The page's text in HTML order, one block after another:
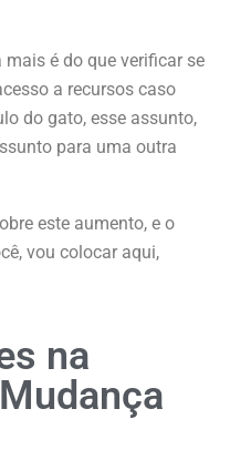
é do que verificar se
a recursos caso
do gato, esse assunto,
para uma outra
este aumento, e o
vou colocar aqui,
na